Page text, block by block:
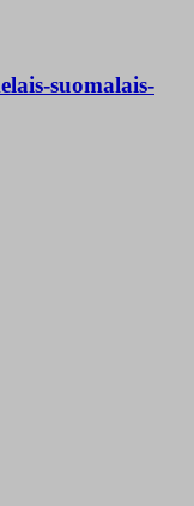
suomalais-